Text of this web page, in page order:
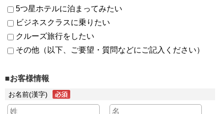
5つ星ホテルに泊まってみたい
ビジネスクラスに乗りたい
クルーズ旅行をしたい
その他（以下、ご要望・質問などにご記入ください）
■お客様情報
お名前(漢字)